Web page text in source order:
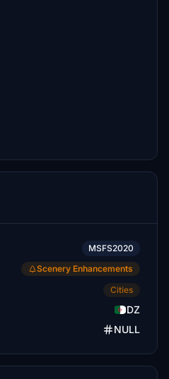
MSFS2020
Scenery Enhancements
Cities
DZ
NULL